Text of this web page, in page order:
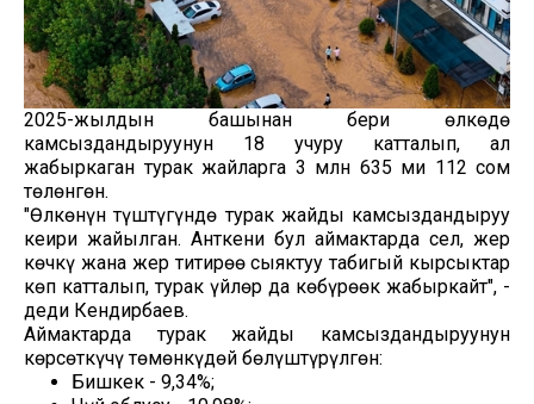
2025-жылдын башынан бери өлкөдө
камсыздандыруунун 18 учуру катталып, ал
жабыркаган турак жайларга 3 млн 635 миң 112 сом
төлөнгөн.
"Өлкөнүн түштүгүндө турак жайды камсыздандыруу
кеңири жайылган. Анткени бул аймактарда сел, жер
көчкү жана жер титирөө сыяктуу табигый кырсыктар
көп катталып, турак үйлөр да көбүрөөк жабыркайт", -
деди Кендирбаев.
Аймактарда турак жайды камсыздандыруунун
көрсөткүчү төмөнкүдөй бөлүштүрүлгөн:
Бишкек - 9,34%;